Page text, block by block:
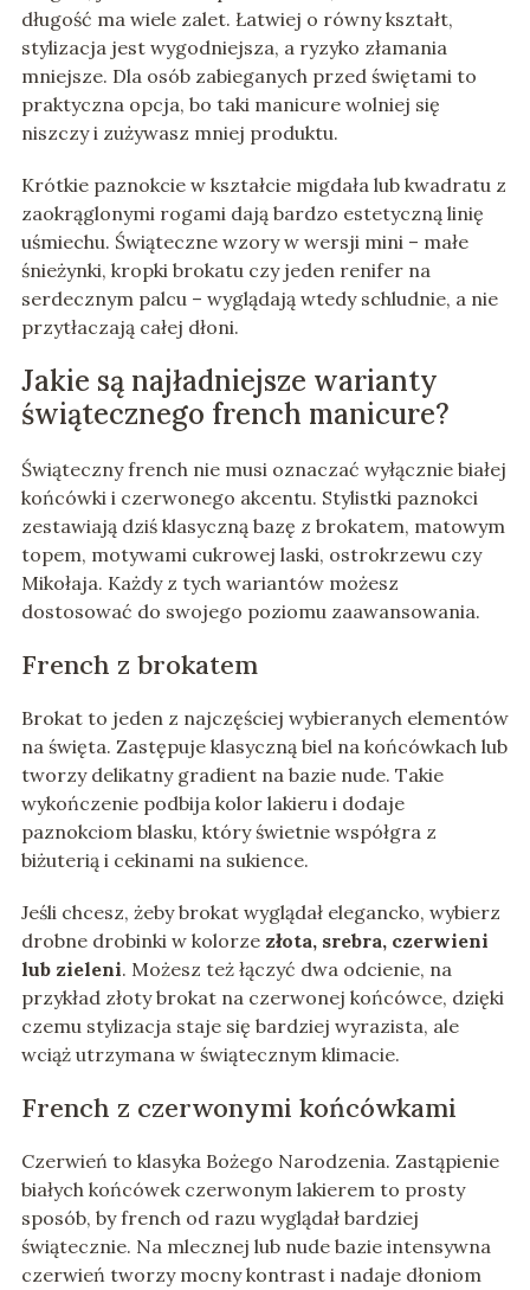
długość ma wiele zalet. Łatwiej o równy kształt,
stylizacja jest wygodniejsza, a ryzyko złamania
mniejsze. Dla osób zabieganych przed świętami to
praktyczna opcja, bo taki manicure wolniej się
niszczy i zużywasz mniej produktu.
Krótkie paznokcie w kształcie migdała lub kwadratu z
zaokrąglonymi rogami dają bardzo estetyczną linię
uśmiechu. Świąteczne wzory w wersji mini – małe
śnieżynki, kropki brokatu czy jeden renifer na
serdecznym palcu – wyglądają wtedy schludnie, a nie
przytłaczają całej dłoni.
Jakie są najładniejsze warianty
świątecznego french manicure?
Świąteczny french nie musi oznaczać wyłącznie białej
końcówki i czerwonego akcentu. Stylistki paznokci
zestawiają dziś klasyczną bazę z brokatem, matowym
topem, motywami cukrowej laski, ostrokrzewu czy
Mikołaja. Każdy z tych wariantów możesz
dostosować do swojego poziomu zaawansowania.
French z brokatem
Brokat to jeden z najczęściej wybieranych elementów
na święta. Zastępuje klasyczną biel na końcówkach lub
tworzy delikatny gradient na bazie nude. Takie
wykończenie podbija kolor lakieru i dodaje
paznokciom blasku, który świetnie współgra z
biżuterią i cekinami na sukience.
Jeśli chcesz, żeby brokat wyglądał elegancko, wybierz
drobne drobinki w kolorze złota, srebra, czerwieni
lub zieleni. Możesz też łączyć dwa odcienie, na
przykład złoty brokat na czerwonej końcówce, dzięki
czemu stylizacja staje się bardziej wyrazista, ale
wciąż utrzymana w świątecznym klimacie.
French z czerwonymi końcówkami
Czerwień to klasyka Bożego Narodzenia. Zastąpienie
białych końcówek czerwonym lakierem to prosty
sposób, by french od razu wyglądał bardziej
świątecznie. Na mlecznej lub nude bazie intensywna
czerwień tworzy mocny kontrast i nadaje dłoniom